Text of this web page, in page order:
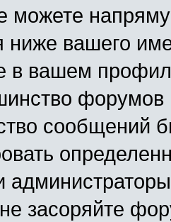
ниже вашего
в вашем
форумов
сообщений
засоряйте